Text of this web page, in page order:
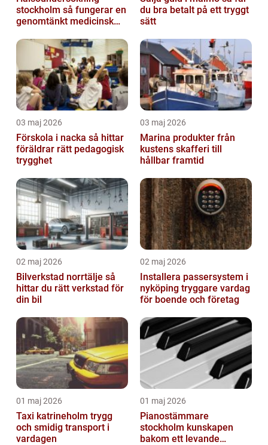
stockholm så fungerar en
genomtänkt medicinsk
du bra betalt på ett tryggt
sätt
03 maj 2026
Förskola i nacka så hittar
föräldrar rätt pedagogisk
trygghet
03 maj 2026
Marina produkter från
kustens skafferi till
hållbar framtid
02 maj 2026
Bilverkstad norrtälje så
hittar du rätt verkstad för
din bil
02 maj 2026
Installera passersystem i
nyköping tryggare vardag
för boende och företag
01 maj 2026
Taxi katrineholm trygg
och smidig transport i
vardagen
01 maj 2026
Pianostämmare
stockholm kunskapen
bakom ett levande